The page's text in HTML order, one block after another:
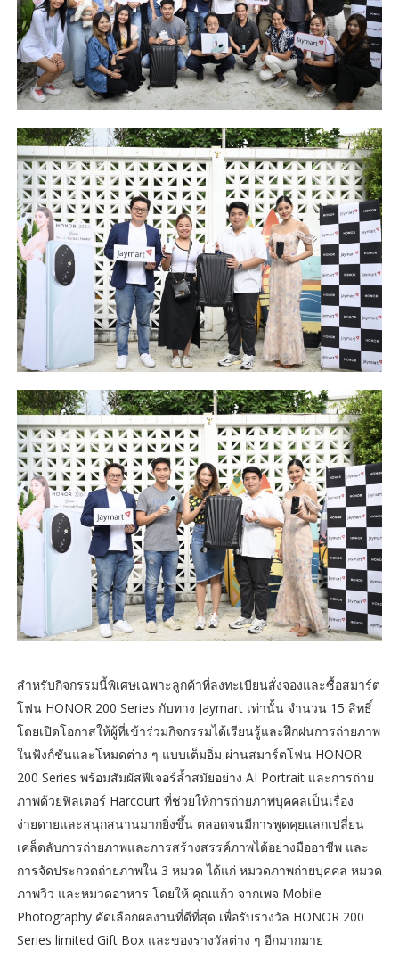
สำหรับกิจกรรมนี้พิเศษเฉพาะลูกค้าที่ลงทะเบียนสั่งจองและซื้อสมาร์ต
โฟน HONOR 200 Series กับทาง Jaymart เท่านั้น จำนวน 15 สิทธิ์
โดยเปิดโอกาสให้ผู้ที่เข้าร่วมกิจกรรมได้เรียนรู้และฝึกฝนการถ่ายภาพ
ในฟังก์ชันและโหมดต่าง ๆ แบบเต็มอิ่ม ผ่านสมาร์ตโฟน HONOR
200 Series พร้อมสัมผัสฟีเจอร์ล้ำสมัยอย่าง AI Portrait และการถ่าย
ภาพด้วยฟิลเตอร์ Harcourt ที่ช่วยให้การถ่ายภาพบุคคลเป็นเรื่อง
ง่ายดายและสนุกสนานมากยิ่งขึ้น ตลอดจนมีการพูดคุยแลกเปลี่ยน
เคล็ดลับการถ่ายภาพและการสร้างสรรค์ภาพได้อย่างมืออาชีพ และ
การจัดประกวดถ่ายภาพใน 3 หมวด ได้แก่ หมวดภาพถ่ายบุคคล หมวด
ภาพวิว และหมวดอาหาร โดยให้ คุณแก้ว จากเพจ Mobile
Photography คัดเลือกผลงานที่ดีที่สุด เพื่อรับรางวัล HONOR 200
Series limited Gift Box และของรางวัลต่าง ๆ อีกมากมาย